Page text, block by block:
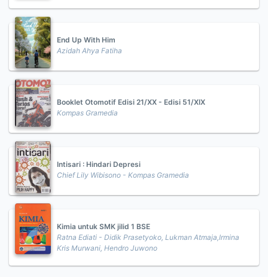
End Up With Him
Azidah Ahya Fatiha
Booklet Otomotif Edisi 21/XX - Edisi 51/XIX
Kompas Gramedia
Intisari : Hindari Depresi
Chief Lily Wibisono - Kompas Gramedia
Kimia untuk SMK jilid 1 BSE
Ratna Ediati - Didik Prasetyoko, Lukman Atmaja,Irmina
Kris Murwani, Hendro Juwono